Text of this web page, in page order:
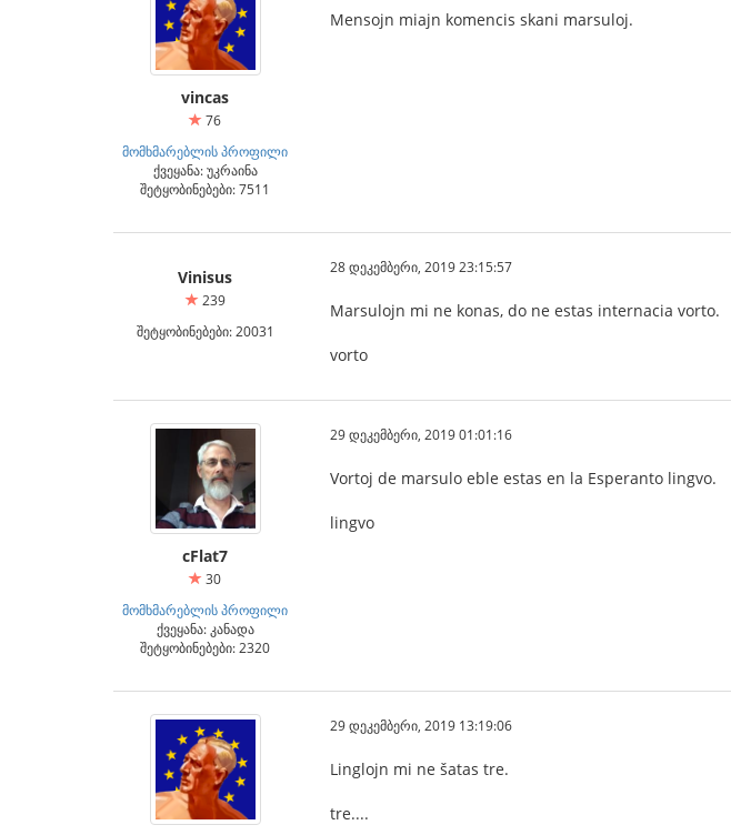
vincas
76
მომხმარებლის პროფილი
ქვეყანა: უკრაინა
შეტყობინებები: 7511
Mensojn miajn komencis skani marsuloj.
Vinisus
239
შეტყობინებები: 20031
28 დეკემბერი, 2019 23:15:57
Marsulojn mi ne konas, do ne estas internacia vorto.
vorto
cFlat7
30
მომხმარებლის პროფილი
ქვეყანა: კანადა
შეტყობინებები: 2320
29 დეკემბერი, 2019 01:01:16
Vortoj de marsulo eble estas en la Esperanto lingvo.
lingvo
29 დეკემბერი, 2019 13:19:06
Linglojn mi ne šatas tre.
tre....